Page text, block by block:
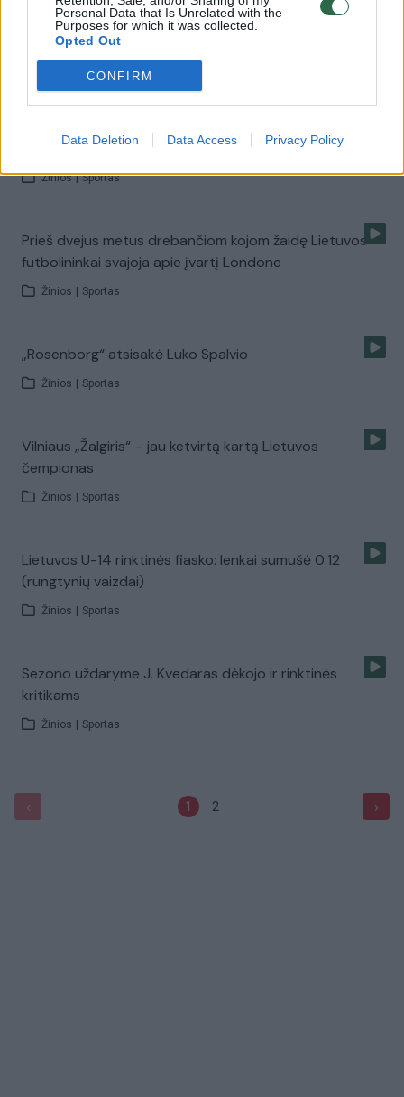
Personal Data that Is Unrelated with the
Purposes for which it was collected.
Opted Out
CONFIRM
Data Deletion Data Access Privacy Policy
00:03:15
Senoji Lietuvos futbolo vadovų gvardija nutarė
atsikratyti maištininkais
Žinios | Sportas
reformas ir atsisakyti įgaliojimų
Žinios | Sportas
Prieš dvejus metus drebančiom kojom žaidę Lietuvos
futbolininkai svajoja apie įvartį Londone
Žinios Sportas
„Rosenborg“ atsisakė Luko Spalvio
Žinios Sportas
Vilniaus „Žalgiris“ – jau ketvirtą kartą Lietuvos
čempionas
Žinios Sportas
Lietuvos U-14 rinktinės fiasko: lenkai sumušė 0:12
(rungtynių vaizdai)
Žinios Sportas
Sezono uždaryme J. Kvedaras dėkojo ir rinktinės
kritikams
Žinios Sportas
‹ 1 2 ›